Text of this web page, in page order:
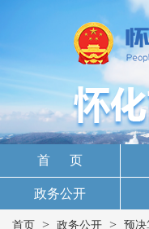
首 页
政务公开
首页 > 政务公开 > 预决